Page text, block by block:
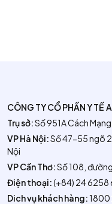
CÔNG TY CỔ PHẦN Y TẾ
Trụ sở:Số 951A Cách
VP Hà Nội:Số 47-55 ngõ
Nội
VP Cần Thơ:Số 108,
Điện thoại:(+84) 24 6258
Dich vụ khách hàng:1800